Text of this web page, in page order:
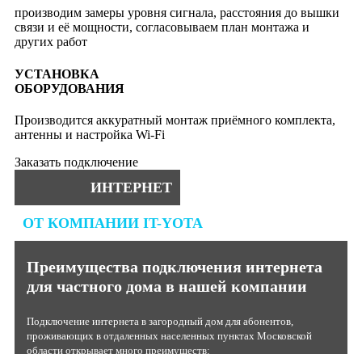
Косино
Красногорск
Красногорский
Красносельский
Кристалл
Крокус Сити
Куликовский
Кунцево
Кунцево Плаза
Кусково
производим замеры уровня сигнала, расстояния до вышки
связи и её мощности, согласовываем план монтажа и
других работ
УСТАНОВКА
ОБОРУДОВАНИЯ
Производится аккуратный монтаж приёмного комплекта,
антенны и настройка Wi-Fi
Заказать подключение
ИНТЕРНЕТ
ОТ КОМПАНИИ IT-YOTA
Преимущества подключения интернета
для частного дома в нашей компании
Подключение интернета в загородный дом для абонентов,
проживающих в отдаленных населенных пунктах Московской
области открывает много преимуществ: